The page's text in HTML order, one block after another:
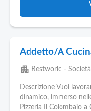
Addetto/A
apartment Restworld -
Descrizione Vuoi
dinamico, immerso
Pizzeria Il Colombaio a